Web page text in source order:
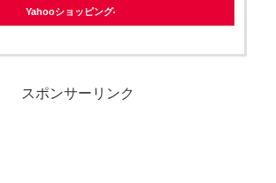
Yahooショッピング
スポンサーリンク